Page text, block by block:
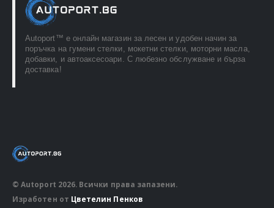
Autoport™ e онлайн магазин за лесен и удобен начин за
поръчка на гумени стелки, мокетни стелки, моторни масла,
добавки, и автоаксесоари. С любезно обслужване и бърза
доставка!
© Autoport 2026. Всички права запазени.
Изработен от Цветелин Пенков